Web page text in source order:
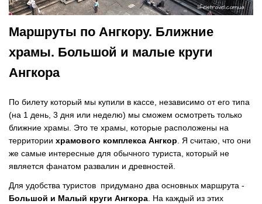
Маршруты по Ангкору. Ближние
храмы. Большой и малые круги
Ангкора
По билету который мы купили в кассе, независимо от его типа
(на 1 день, 3 дня или неделю) мы сможем осмотреть только
ближние храмы. Это те храмы, которые расположены на
территории храмового комплекса Ангкор. Я считаю, что они
же самые интересные для обычного туриста, который не
является фанатом развалин и древностей.
Для удобства туристов придумано два основных маршрута -
Большой и Малый круги Ангкора. На каждый из этих